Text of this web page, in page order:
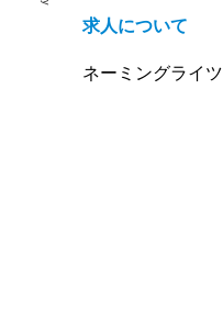
求人について
ネーミングライツ